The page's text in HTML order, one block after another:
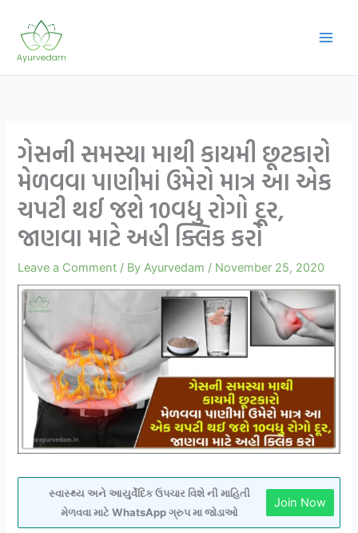
content
ગેસની સમસ્યા માથી કાયમી છૂટકારો
મેળવવા પાણીમાં ઉમેરો માત્ર આ એક
ચપટી થઈ જશે 10વધુ રોગો દૂર,
જાણવા માટે અહી ક્લિક કરો
Leave a Comment / ByAyurvedam / November 25, 2020
સ્વાસ્થ્ય અને આયુર્વેદિક ઉપચાર વિશે ની માહિતી
મેળવવા માટે WhatsApp ગ્રુપ મા જોડાઓ
Join Now